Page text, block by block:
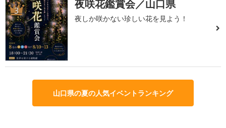
3 夜咲花鑑賞会／山口県
夜しか咲かない珍しい花を見よう！
山口県の夏の人気イベントランキング